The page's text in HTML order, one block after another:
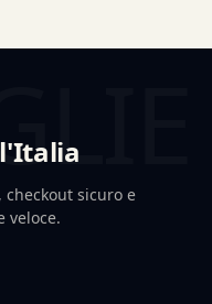
sicuro e
veloce.